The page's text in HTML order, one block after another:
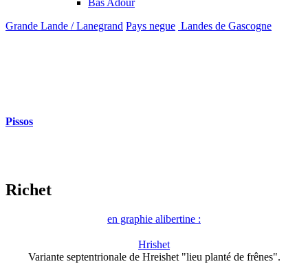
Grande Lande / Lanegrand Pays negue Landes de Gascogne
Pissos
Richet
en graphie alibertine :
Hrishet
Variante septentrionale de Hreishet "lieu planté de frênes".